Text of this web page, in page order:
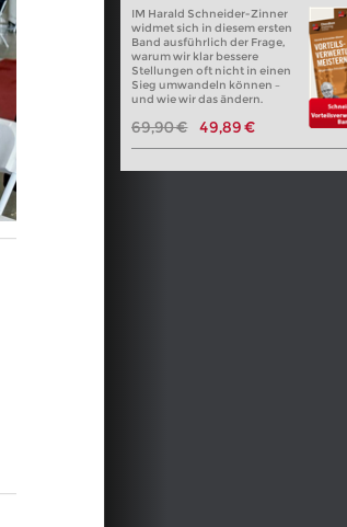
IM Harald Schneider-Zinner
widmet sich in diesem ersten
Band ausführlich der Frage,
warum wir klar bessere
Stellungen oft nicht in einen
Sieg umwandeln können –
und wie wir das ändern.
69,90 € 49,89 €